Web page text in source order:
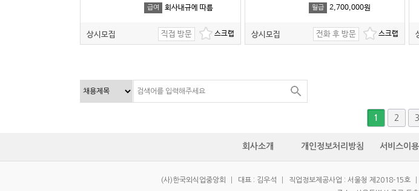
급여 회사내규에 따름
상시모집 직접 방문
월급 2,700,000원
상시모집 전화 후 방문
1 2 3
회사소개 개인정보처리방침 서비스이
(사)한국외식업중앙회 대표 : 김우석 직업정보제공사업 : 서울청 제2018-15호